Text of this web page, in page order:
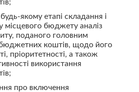
якому етапі складання і
місцевого бюджету аналіз
поданого головним
коштів, щодо його
пріоритетності, а також
використання
про включення